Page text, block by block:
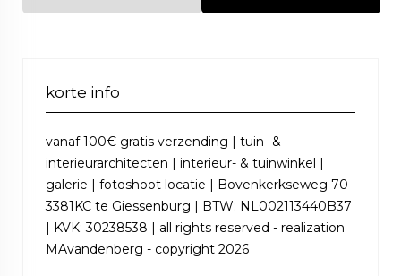
korte info
vanaf 100€ gratis verzending | tuin- &
interieurarchitecten | interieur- & tuinwinkel |
galerie | fotoshoot locatie | Bovenkerkseweg 70
3381KC te Giessenburg | BTW: NL002113440B37
| KVK: 30238538 | all rights reserved - realization
MAvandenberg - copyright 2026